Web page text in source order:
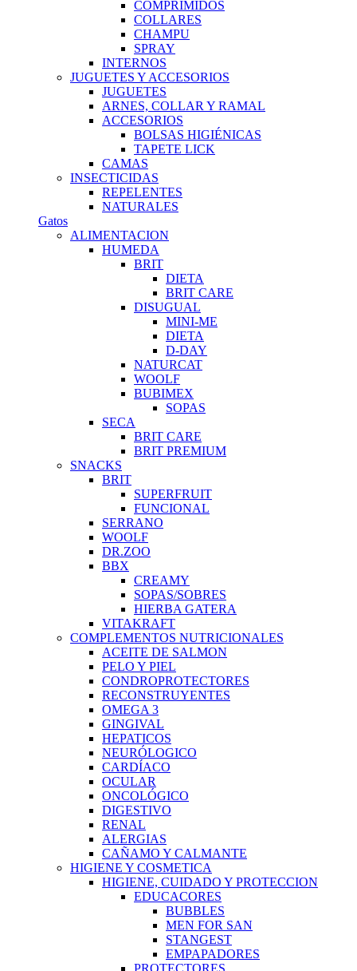
COMPRIMIDOS
COLLARES
CHAMPU
SPRAY
INTERNOS
JUGUETES Y ACCESORIOS
JUGUETES
ARNES, COLLAR Y RAMAL
ACCESORIOS
BOLSAS HIGIÉNICAS
TAPETE LICK
CAMAS
INSECTICIDAS
REPELENTES
NATURALES
Gatos
ALIMENTACION
HUMEDA
BRIT
DIETA
BRIT CARE
DISUGUAL
MINI-ME
DIETA
D-DAY
NATURCAT
WOOLF
BUBIMEX
SOPAS
SECA
BRIT CARE
BRIT PREMIUM
SNACKS
BRIT
SUPERFRUIT
FUNCIONAL
SERRANO
WOOLF
DR.ZOO
BBX
CREAMY
SOPAS/SOBRES
HIERBA GATERA
VITAKRAFT
COMPLEMENTOS NUTRICIONALES
ACEITE DE SALMON
PELO Y PIEL
CONDROPROTECTORES
RECONSTRUYENTES
OMEGA 3
GINGIVAL
HEPATICOS
NEURÓLOGICO
CARDÍACO
OCULAR
ONCOLÓGICO
DIGESTIVO
RENAL
ALERGIAS
CAÑAMO Y CALMANTE
HIGIENE Y COSMETICA
HIGIENE, CUIDADO Y PROTECCION
EDUCACORES
BUBBLES
MEN FOR SAN
STANGEST
EMPAPADORES
PROTECTORES